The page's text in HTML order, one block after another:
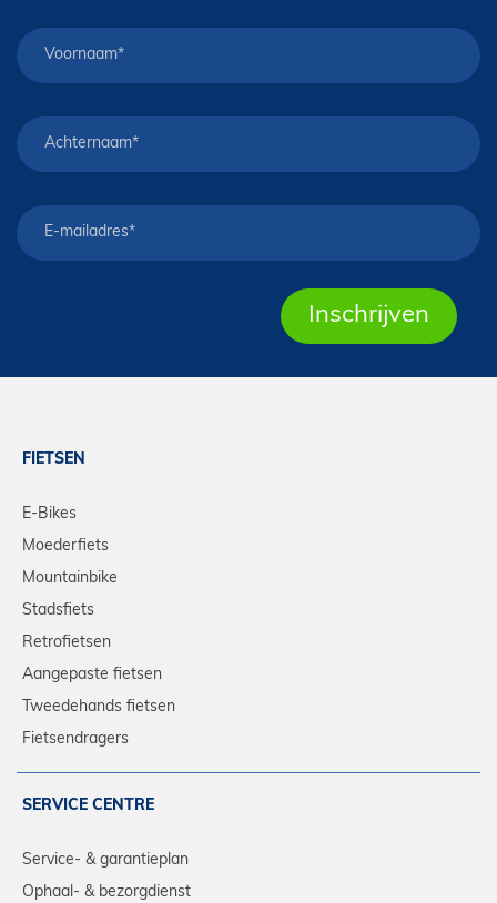
FIETSEN
E-Bikes
Moederfiets
Mountainbike
Stadsfiets
Retrofietsen
Aangepaste fietsen
Tweedehands fietsen
Fietsendragers
SERVICE CENTRE
Service- & garantieplan
Ophaal- & bezorgdienst